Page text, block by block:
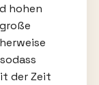
hohen
der Zeit